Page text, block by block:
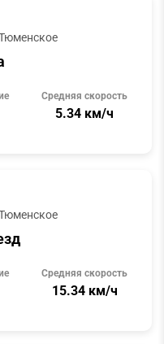
Тюменское
Средняя скорость
5.34 км/ч
Тюменское
Средняя скорость
15.34 км/ч